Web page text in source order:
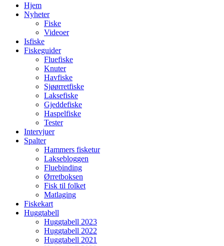
Hjem
Nyheter
Fiske
Videoer
Isfiske
Fiskeguider
Fluefiske
Knuter
Havfiske
Sjøørretfiske
Laksefiske
Gjeddefiske
Haspelfiske
Tester
Intervjuer
Spalter
Hammers fisketur
Laksebloggen
Fluebinding
Ørretboksen
Fisk til folket
Matlaging
Fiskekart
Huggtabell
Huggtabell 2023
Huggtabell 2022
Huggtabell 2021